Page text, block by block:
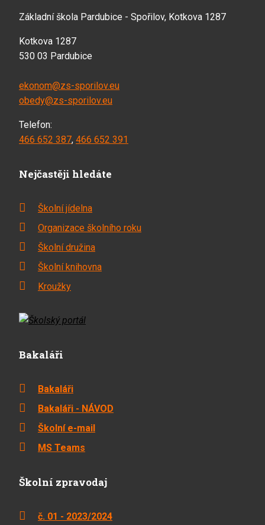
Základní škola Pardubice - Spořilov, Kotkova 1287
Kotkova 1287
530 03 Pardubice
ekonom@zs-sporilov.eu
obedy@zs-sporilov.eu
Telefon:
466 652 387, 466 652 391
Nejčastěji hledáte
Školní jídelna
Organizace školního roku
Školní družina
Školní knihovna
Kroužky
Bakaláři
Bakaláři
Bakaláři - NÁVOD
Školní e-mail
MS Teams
Školní zpravodaj
č. 01 - 2023/2024